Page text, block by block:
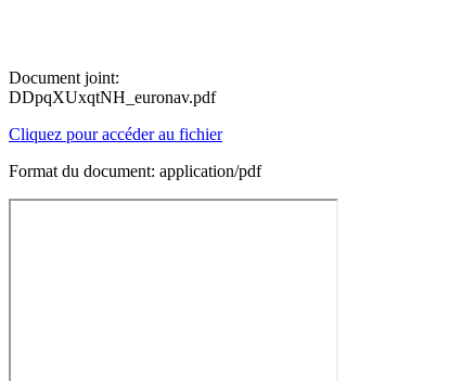
Document joint:
DDpqXUxqtNH_euronav.pdf
Cliquez pour accéder au fichier
Format du document: application/pdf